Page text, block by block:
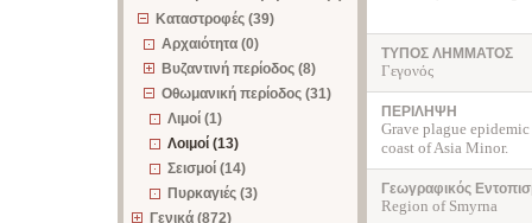
Καταστροφές (39)
Αρχαιότητα (0)
Βυζαντινή περίοδος (8)
Οθωμανική περίοδος (31)
Λιμοί (1)
Λοιμοί (13)
Σεισμοί (14)
Πυρκαγιές (3)
Γενικά (872)
ΤΥΠΟΣ ΛΗΜΜΑΤΟΣ
Γεγονός
ΠΕΡΙΛΗΨΗ
Grave plague
coast of Asia Minor.
Γεωγραφικός
Region of Smyrna